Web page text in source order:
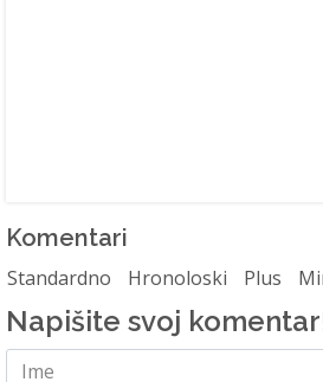
Komentari
Standardno Hronoloski Plus
Napišite svoj